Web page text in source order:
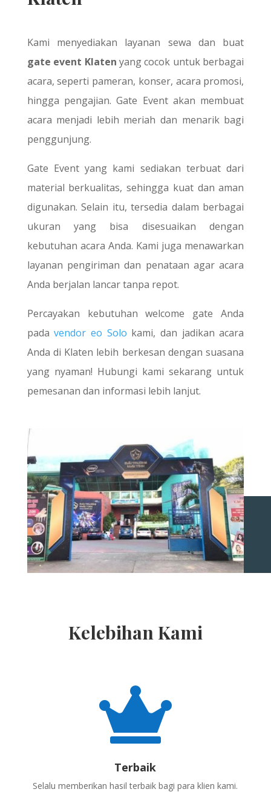
Kami menyediakan layanan sewa dan buat
gate event Klaten yang cocok untuk berbagai
acara, seperti pameran, konser, acara promosi,
hingga pengajian. Gate Event akan membuat
acara menjadi lebih meriah dan menarik bagi
penggunjung.
Gate Event yang kami sediakan terbuat dari
material berkualitas, sehingga kuat dan aman
digunakan. Selain itu, tersedia dalam berbagai
ukuran yang bisa disesuaikan dengan
kebutuhan acara Anda. Kami juga menawarkan
layanan pengiriman dan penataan agar acara
Anda berjalan lancar tanpa repot.
Percayakan kebutuhan welcome gate Anda
padavendor eo Solo kami, dan jadikan acara
Anda di Klaten lebih berkesan dengan suasana
yang nyaman! Hubungi kami sekarang untuk
pemesanan dan informasi lebih lanjut.
Kelebihan Kami

Terbaik
Selalu memberikan hasil terbaik bagi para klien kami.